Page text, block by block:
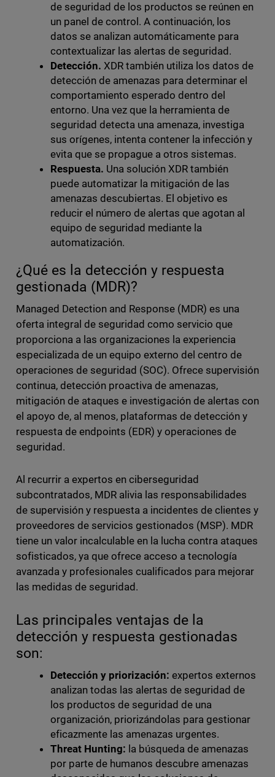
de seguridad de los productos se reúnen en
un panel de control. A continuación, los
datos se analizan automáticamente para
contextualizar las alertas de seguridad.
Detección. XDR también utiliza los datos de
detección de amenazas para determinar el
comportamiento esperado dentro del
entorno. Una vez que la herramienta de
seguridad detecta una amenaza, investiga
sus orígenes, intenta contener la infección y
evita que se propague a otros sistemas.
Respuesta. Una solución XDR también
puede automatizar la mitigación de las
amenazas descubiertas. El objetivo es
reducir el número de alertas que agotan al
equipo de seguridad mediante la
automatización.
¿Qué es la detección y respuesta
gestionada (MDR)?
Managed Detection and Response (MDR) es una
oferta integral de seguridad como servicio que
proporciona a las organizaciones la experiencia
especializada de un equipo externo del centro de
operaciones de seguridad (SOC). Ofrece supervisión
continua, detección proactiva de amenazas,
mitigación de ataques e investigación de alertas con
el apoyo de, al menos, plataformas de detección y
respuesta de endpoints (EDR) y operaciones de
seguridad.
Al recurrir a expertos en ciberseguridad
subcontratados, MDR alivia las responsabilidades
de supervisión y respuesta a incidentes de clientes y
proveedores de servicios gestionados (MSP). MDR
tiene un valor incalculable en la lucha contra ataques
sofisticados, ya que ofrece acceso a tecnología
avanzada y profesionales cualificados para mejorar
las medidas de seguridad.
Las principales ventajas de la
detección y respuesta gestionadas
son:
Detección y priorización: expertos externos
analizan todas las alertas de seguridad de
los productos de seguridad de una
organización, priorizándolas para gestionar
eficazmente las amenazas urgentes.
Threat Hunting: la búsqueda de amenazas
por parte de humanos descubre amenazas